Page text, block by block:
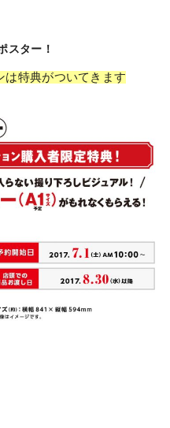
スター！
は特典がついてきます